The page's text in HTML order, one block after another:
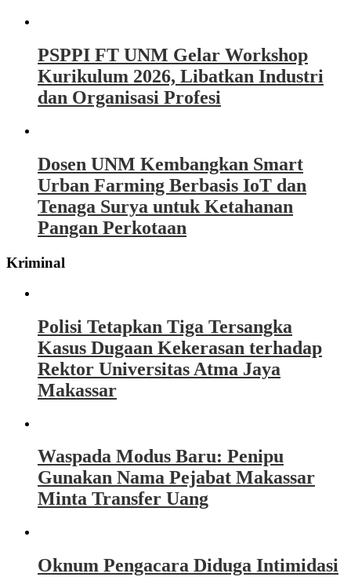
PSPPI FT UNM Gelar Workshop
Kurikulum 2026, Libatkan Industri
dan Organisasi Profesi
Dosen UNM Kembangkan Smart
Urban Farming Berbasis IoT dan
Tenaga Surya untuk Ketahanan
Pangan Perkotaan
Kriminal
Polisi Tetapkan Tiga Tersangka
Kasus Dugaan Kekerasan terhadap
Rektor Universitas Atma Jaya
Makassar
Waspada Modus Baru: Penipu
Gunakan Nama Pejabat Makassar
Minta Transfer Uang
Oknum Pengacara Diduga Intimidasi